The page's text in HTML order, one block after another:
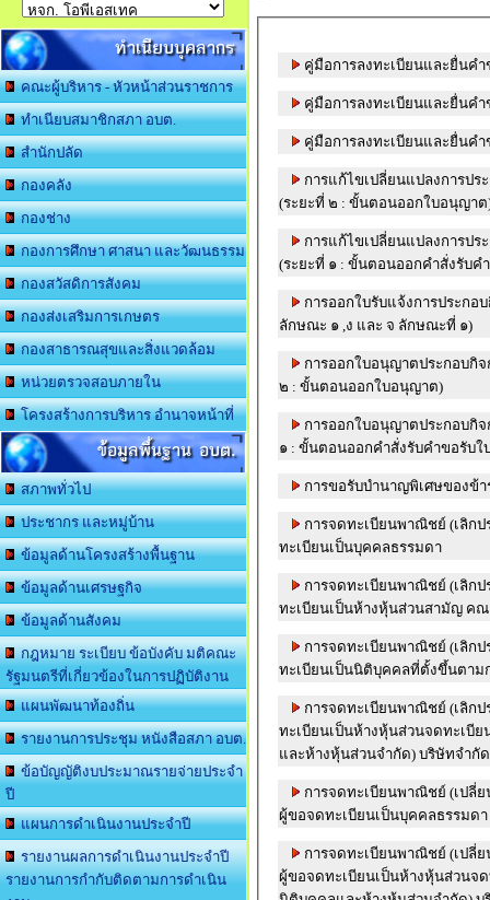
ทำเนียบบุคลากร
คณะผู้บริหาร - หัวหน้าส่วนราชการ
ทำเนียบสมาชิกสภา อบต.
สำนักปลัด
กองคลัง
กองช่าง
กองการศึกษา ศาสนา และวัฒนธรรม
กองสวัสดิการสังคม
กองส่งเสริมการเกษตร
กองสาธารณสุขและสิ่งแวดล้อม
หน่วยตรวจสอบภายใน
โครงสร้างการบริหาร อำนาจหน้าที่
ข้อมูลพื้นฐาน อบต.
สภาพทั่วไป
ประชากร และหมู่บ้าน
ข้อมูลด้านโครงสร้างพื้นฐาน
ข้อมูลด้านเศรษฐกิจ
ข้อมูลด้านสังคม
กฎหมาย ระเบียบ ข้อบังคับ มติคณะ
รัฐมนตรีที่เกี่ยวข้องในการปฏิบัติงาน
แผนพัฒนาท้องถิ่น
รายงานการประชุม หนังสือสภา อบต.
ข้อบัญญัติงบประมาณรายจ่ายประจำ
ปี
แผนการดำเนินงานประจำปี
รายงานผลการดำเนินงานประจำปี
รายงานการกำกับติดตามการดำเนิน
คู่มือการลงทะเบียนและยื่นคำ
คู่มือการลงทะเบียนและยื่นคำ
คู่มือการลงทะเบียนและยื่นคำ
การแก้ไขเปลี่ยนแปลงการปร
(ระยะที่ ๒ : ขั้นตอนออกใบอนุญาต
การแก้ไขเปลี่ยนแปลงการปร
(ระยะที่ ๑ : ขั้นตอนออกคำสั่งรับค
การออกใบรับแจ้งการประกอ
ลักษณะ ๑ ,ง และ จ ลักษณะที่ ๑)
การออกใบอนุญาตประกอบกิ
๒ : ขั้นตอนออกใบอนุญาต)
การออกใบอนุญาตประกอบกิ
๑ : ขั้นตอนออกคำสั่งรับคำขอรับใ
การขอรับบำนาญพิเศษของข้
การจดทะเบียนพาณิชย์ (เลิก
ทะเบียนเป็นบุคคลธรรมดา
การจดทะเบียนพาณิชย์ (เลิก
ทะเบียนเป็นห้างหุ้นส่วนสามัญ ค
การจดทะเบียนพาณิชย์ (เลิก
ทะเบียนเป็นนิติบุคคลที่ตั้งขึ้นตาม
การจดทะเบียนพาณิชย์ (เลิก
ทะเบียนเป็นห้างหุ้นส่วนจดทะเบี
และห้างหุ้นส่วนจำกัด) บริษัทจำกั
การจดทะเบียนพาณิชย์ (เปลี่
ผู้ขอจดทะเบียนเป็นบุคคลธรรมดา
การจดทะเบียนพาณิชย์ (เปลี่
ผู้ขอจดทะเบียนเป็นห้างหุ้นส่วนจ